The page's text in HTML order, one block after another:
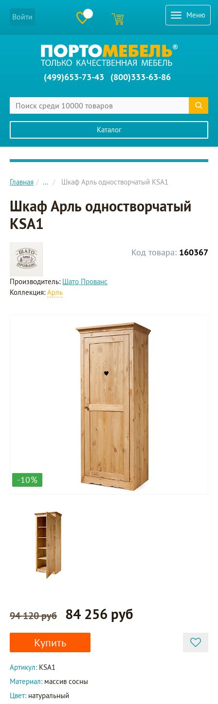
Меню
Войти
(499)653-73-43 (800)333-63-86
Каталог
Главное меню сайта
Главная ... Шкаф Арль одностворчатый KSA1
Шкаф Арль одностворчатый
KSA1
Код товара: 160367
Производитель: Шато Прованс
Коллекция: Арль
-10%
94 120 руб 84 256 руб
Купить
Артикул: KSA1
Материал: массив сосны
Цвет: натуральный